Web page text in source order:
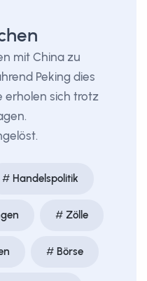
mit China zu
Peking dies
erholen sich trotz
Handelspolitik
Zölle
Börse